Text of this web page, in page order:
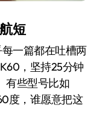
短
一篇都在吐槽两
，坚持25分钟
有些型号比如
度，谁愿意把这